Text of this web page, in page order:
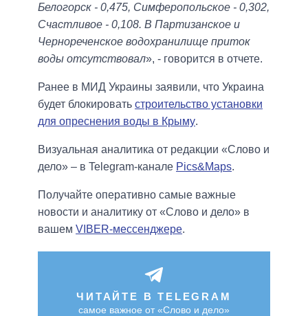
Белогорск - 0,475, Симферопольское - 0,302,
Счастливое - 0,108. В Партизанское и
Чернореченское водохранилище приток
воды отсутствовал», - говорится в отчете.
Ранее в МИД Украины заявили, что Украина
будет блокировать строительство установки
для опреснения воды в Крыму.
Визуальная аналитика от редакции «Слово и
дело» – в Telegram-канале Pics&Maps.
Получайте оперативно самые важные
новости и аналитику от «Слово и дело» в
вашем VIBER-мессенджере.
ЧИТАЙТЕ В TELEGRAM
самое важное от «Слово и дело»